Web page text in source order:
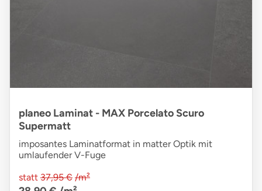
planeo Laminat - MAX Porcelato Scuro
Supermatt
imposantes Laminatformat in matter Optik mit
umlaufender V-Fuge
statt 37,95 € /m²